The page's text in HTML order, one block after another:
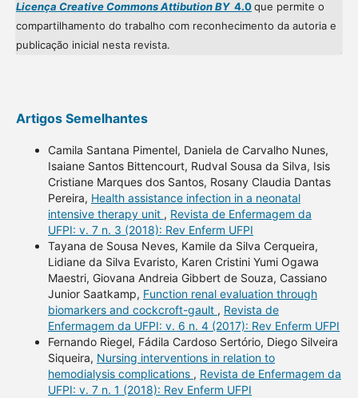
Licença Creative Commons Attibution BY4.0que permite o
compartilhamento do trabalho com reconhecimento da autoria e
publicação inicial nesta revista.
Artigos Semelhantes
Camila Santana Pimentel, Daniela de Carvalho Nunes,
Isaiane Santos Bittencourt, Rudval Sousa da Silva, Isis
Cristiane Marques dos Santos, Rosany Claudia Dantas
Pereira, Health assistance infection in a neonatal
intensive therapy unit , Revista de Enfermagem da
UFPI: v. 7 n. 3 (2018): Rev Enferm UFPI
Tayana de Sousa Neves, Kamile da Silva Cerqueira,
Lidiane da Silva Evaristo, Karen Cristini Yumi Ogawa
Maestri, Giovana Andreia Gibbert de Souza, Cassiano
Junior Saatkamp, Function renal evaluation through
biomarkers and cockcroft-gault , Revista de
Enfermagem da UFPI: v. 6 n. 4 (2017): Rev Enferm UFPI
Fernando Riegel, Fádila Cardoso Sertório, Diego Silveira
Siqueira, Nursing interventions in relation to
hemodialysis complications , Revista de Enfermagem da
UFPI: v. 7 n. 1 (2018): Rev Enferm UFPI